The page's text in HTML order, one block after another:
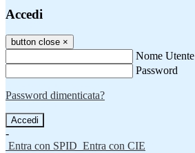
Accedi
button close ×
Nome Utente
Password
Password dimenticata?
-
Entra con SPID Entra con CIE